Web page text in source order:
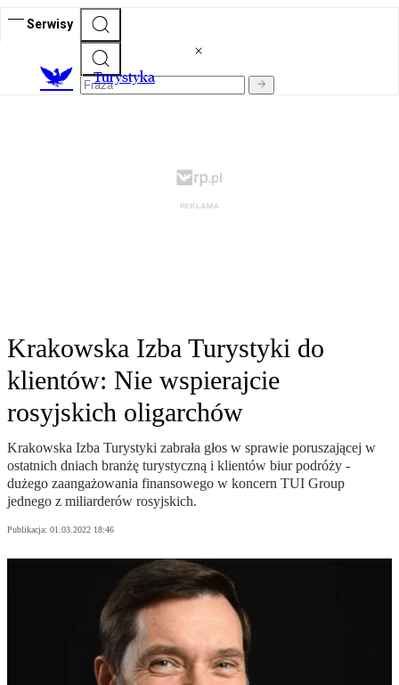
Serwisy
Turystyka
Krakowska Izba Turystyki do
klientów: Nie wspierajcie
rosyjskich oligarchów
Krakowska Izba Turystyki zabrała głos w sprawie poruszającej w
ostatnich dniach branżę turystyczną i klientów biur podróży -
dużego zaangażowania finansowego w koncern TUI Group
jednego z miliarderów rosyjskich.
Publikacja: 01.03.2022 18:46